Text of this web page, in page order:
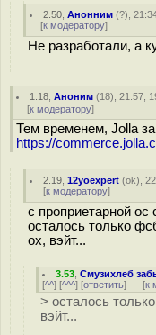
2.50 ,Анонним (?),
[к модератору]
Не разработали, а
1.18 ,Аноним (18), 21:57,
[к модератору]
Тем временем, Jolla
https://
2.19 ,12yoexpert (ok),
[к модератору]
с проприетарной ос
осталось только
ох, вэйт...
3.53 ,Смузихлеб
[^^] [^^^] [ответить] [к
> осталось
вэйт...